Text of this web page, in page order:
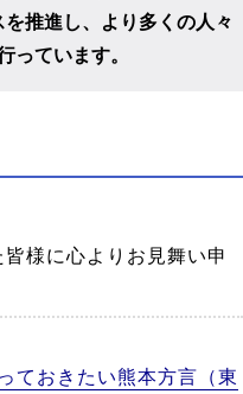
推進し、
より多くの人々
っています。
様に心よりお見舞い申
ておきたい熊本方言（東